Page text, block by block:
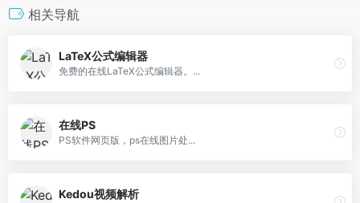
相关导航
LaTeX公式编辑器
免费的在线LaTeX公式编辑器。...
在线PS
PS软件网页版，ps在线图片处...
Kedou视频解析